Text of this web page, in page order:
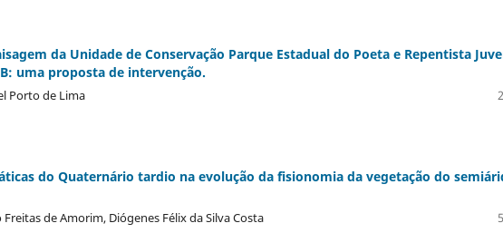
da Unidade de Conservação Parque Estadual do Poeta e Repentista
uma proposta de intervenção.
Porto de Lima
do Quaternário tardio na evolução da fisionomia da vegetação do
de Amorim, Diógenes Félix da Silva Costa